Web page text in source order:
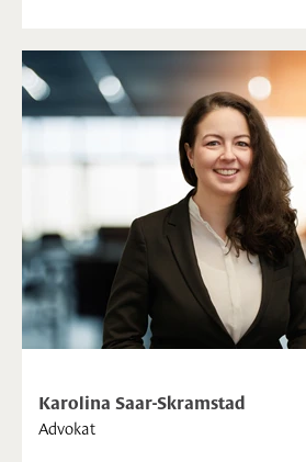
Karolina Saar-Skramstad
Advokat